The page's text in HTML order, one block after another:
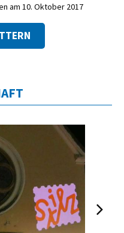
am 10. Oktober 2017